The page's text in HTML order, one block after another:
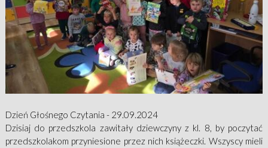
Dzień Głośnego Czytania - 29.09.2024
Dzisiaj do przedszkola zawitały dziewczyny z kl. 8, by poczytać
przedszkolakom przyniesione przez nich książeczki. Wszyscy mieli